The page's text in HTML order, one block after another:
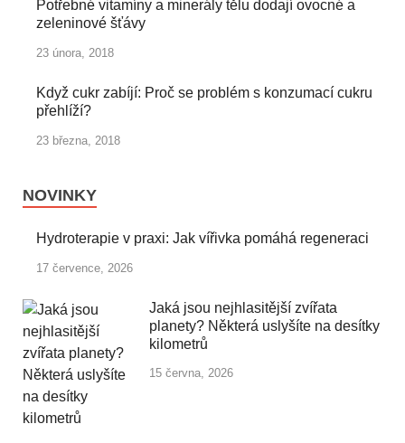
Potřebné vitamíny a minerály tělu dodají ovocné a
zeleninové šťávy
23 února, 2018
Když cukr zabíjí: Proč se problém s konzumací cukru
přehlíží?
23 března, 2018
NOVINKY
Hydroterapie v praxi: Jak vířivka pomáhá regeneraci
17 července, 2026
Jaká jsou nejhlasitější zvířata
planety? Některá uslyšíte na desítky
kilometrů
15 června, 2026